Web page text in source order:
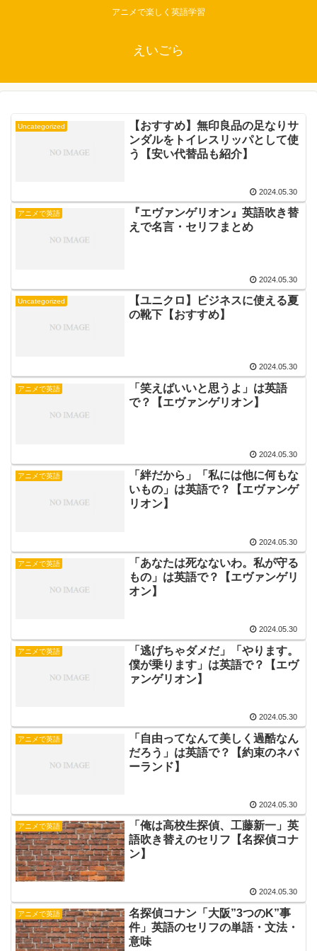
アニメで楽しく英語学習
えいごら
Uncategorized
【おすすめ】無印良品の足なりサ
ンダルをトイレスリッパとして使
う【安い代替品も紹介】
2024.05.30
アニメで英語
『エヴァンゲリオン』英語吹き替
えで名言・セリフまとめ
2024.05.30
Uncategorized
【ユニクロ】ビジネスに使える夏
の靴下【おすすめ】
2024.05.30
アニメで英語
「笑えばいいと思うよ」は英語
で？【エヴァンゲリオン】
2024.05.30
アニメで英語
「絆だから」「私には他に何もな
いもの」は英語で？【エヴァンゲ
リオン】
2024.05.30
アニメで英語
「あなたは死なないわ。私が守る
もの」は英語で？【エヴァンゲリ
オン】
2024.05.30
アニメで英語
「逃げちゃダメだ」「やります。
僕が乗ります」は英語で？【エヴ
ァンゲリオン】
2024.05.30
アニメで英語
「自由ってなんて美しく過酷なん
だろう」は英語で？【約束のネバ
ーランド】
2024.05.30
アニメで英語
「俺は高校生探偵、工藤新一」英
語吹き替えのセリフ【名探偵コナ
ン】
2024.05.30
アニメで英語
名探偵コナン「大阪”3つのK”事
件」英語のセリフの単語・文法・
意味